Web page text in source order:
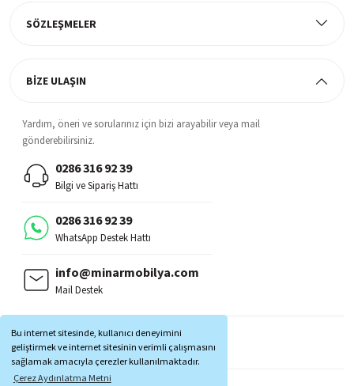
Bu internet sitesinde, kullanıcı deneyimini
geliştirmek ve internet sitesinin verimli çalışmasını
sağlamak amacıyla çerezler kullanılmaktadır.
Çerez Aydınlatma Metni
SÖZLEŞMELER
BİZE ULAŞIN
Yardım, öneri ve sorularınız için bizi arayabilir veya mail
gönderebilirsiniz.
0286 316 92 39
Bilgi ve Sipariş Hattı
0286 316 92 39
WhatsApp Destek Hattı
info@minarmobilya.com
Mail Destek
MOBİL UYGULAMALAR: